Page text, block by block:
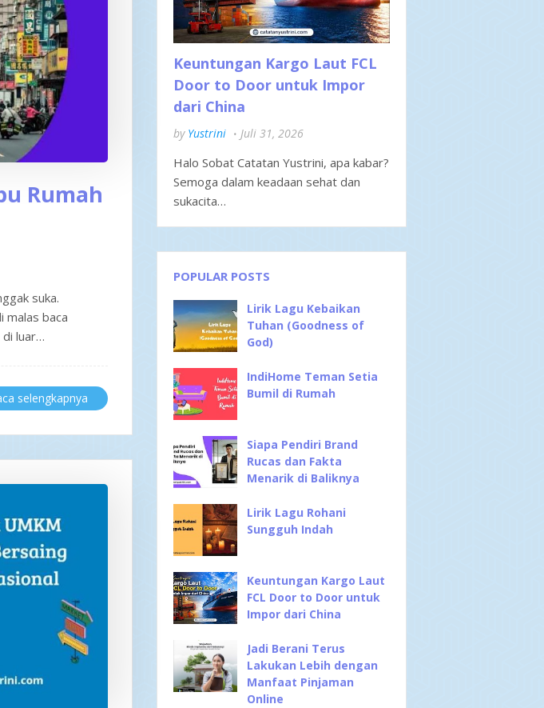
Rumah
suka.
malas baca
luar…
selengkapnya
Keuntungan Kargo Laut FCL
Door to Door untuk Impor
dari China
by Yustrini Juli 31, 2026
Halo Sobat Catatan Yustrini, apa kabar?
Semoga dalam keadaan sehat dan
sukacita…
POPULAR POSTS
Lirik Lagu Kebaikan
Tuhan (Goodness of
God)
IndiHome Teman Setia
Bumil di Rumah
Siapa Pendiri Brand
Rucas dan Fakta
Menarik di Baliknya
Lirik Lagu Rohani
Sungguh Indah
Keuntungan Kargo Laut
FCL Door to Door untuk
Impor dari China
Jadi Berani Terus
Lakukan Lebih dengan
Manfaat Pinjaman
Online